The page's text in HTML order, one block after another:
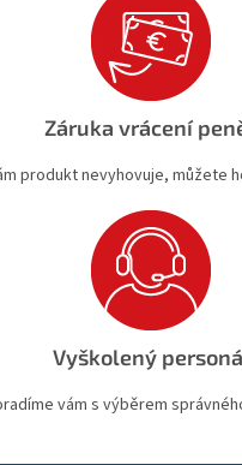
Záruka vrácení
produkt nevyhovuje, můžete
Vyškolený
vám s výběrem